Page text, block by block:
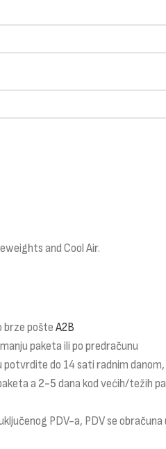
and Cool Air.
brze pošte A2B
paketa ili po predračunu
do 14 sati radnim
a 2-5 dana kod većih/težih
PDV-a, PDV se obračuna